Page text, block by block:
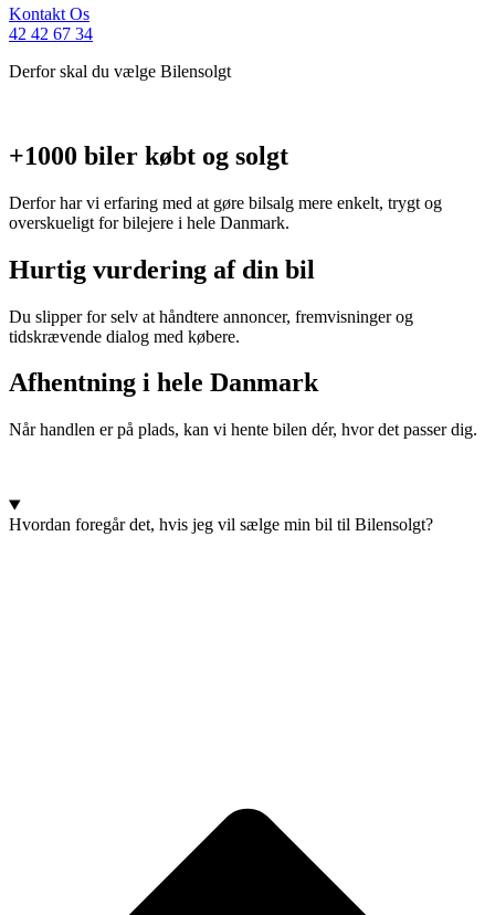
Kontakt Os
42 42 67 34
Derfor skal du vælge Bilensolgt
+1000 biler købt og solgt
Derfor har vi erfaring med at gøre bilsalg mere enkelt, trygt og
overskueligt for bilejere i hele Danmark.
Hurtig vurdering af din bil
Du slipper for selv at håndtere annoncer, fremvisninger og
tidskrævende dialog med købere.
Afhentning i hele Danmark
Når handlen er på plads, kan vi hente bilen dér, hvor det passer dig.
Hvordan foregår det, hvis jeg vil sælge min bil til Bilensolgt?